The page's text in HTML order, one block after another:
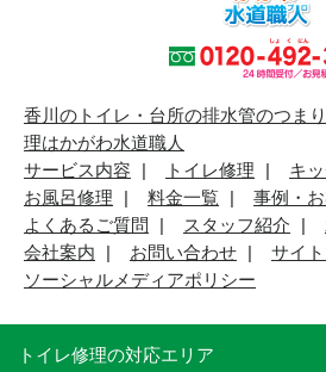
香川のトイレ・台所の排水管のつま
理はかがわ水道職人
サービス内容
トイレ修理
キ
お風呂修理
料金一覧
事例・
よくあるご質問
スタッフ紹介
会社案内
お問い合わせ
サイ
ソーシャルメディアポリシー
トイレ修理の対応エリア